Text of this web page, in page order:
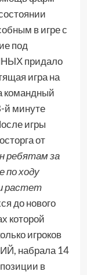
в игре с
под
придало
игра на
командный
й минуте
игры
от
ребятам за
по ходу
растет
до нового
которой
игроков
набрала 14
в